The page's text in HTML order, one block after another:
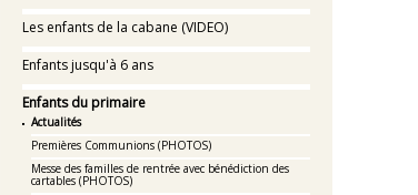
Les enfants de la cabane (VIDEO)
Enfants jusqu'à 6 ans
Enfants du primaire
Actualités
Premières Communions (PHOTOS)
Messe des familles de rentrée avec bénédiction des
cartables (PHOTOS)